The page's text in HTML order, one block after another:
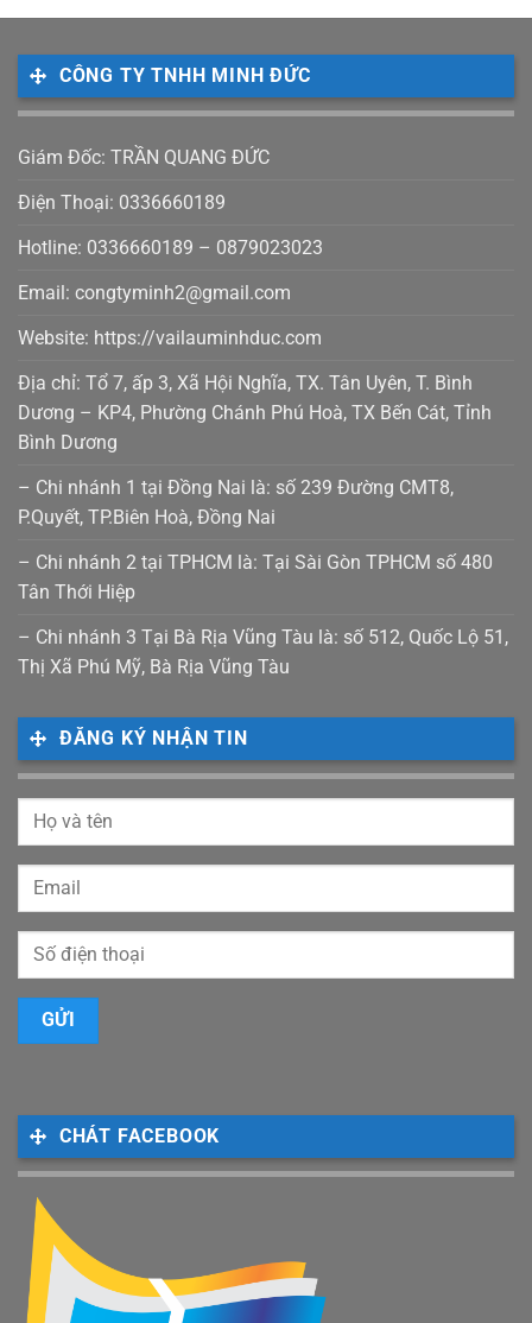
CÔNG TY TNHH MINH ĐỨC
Giám Đốc: TRẦN QUANG ĐỨC
Điện Thoại: 0336660189
Hotline: 0336660189 – 0879023023
Email: congtyminh2@gmail.com
Website: https://vailauminhduc.com
Địa chỉ: Tổ 7, ấp 3, Xã Hội Nghĩa, TX. Tân Uyên, T. Bình
Dương – KP4, Phường Chánh Phú Hoà, TX Bến Cát, Tỉnh
Bình Dương
– Chi nhánh 1 tại Đồng Nai là: số 239 Đường CMT8,
P.Quyết, TP.Biên Hoà, Đồng Nai
– Chi nhánh 2 tại TPHCM là: Tại Sài Gòn TPHCM số 480
Tân Thới Hiệp
– Chi nhánh 3 Tại Bà Rịa Vũng Tàu là: số 512, Quốc Lộ 51,
Thị Xã Phú Mỹ, Bà Rịa Vũng Tàu
ĐĂNG KÝ NHẬN TIN
CHÁT FACEBOOK